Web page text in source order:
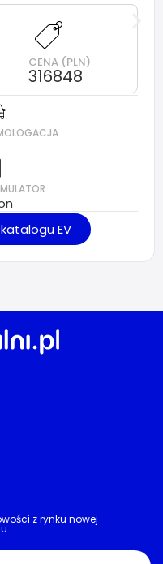
CENA (PLN)
316848
EV
z rynku nowej